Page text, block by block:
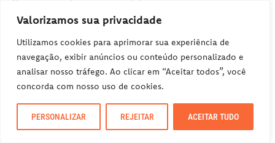
Valorizamos sua privacidade
Utilizamos cookies para aprimorar sua experiência de
navegação, exibir anúncios ou conteúdo personalizado e
analisar nosso tráfego. Ao clicar em “Aceitar todos”, você
concorda com nosso uso de cookies.
PERSONALIZAR REJEITAR ACEITAR TUDO
vendedores de artigos decorativos, vinho
quente, crepes e outras delícias. Também
oferece belas vistas panorâmicas da cidade
do alto, por isso não deixe de parar para
apreciar a vista deslumbrante enquanto
compra presentes de natal.